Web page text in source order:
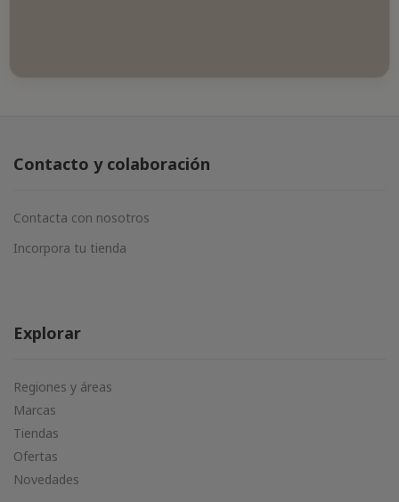
Contacto y colaboración
Contacta con nosotros
Incorpora tu tienda
Explorar
Regiones y áreas
Marcas
Tiendas
Ofertas
Novedades